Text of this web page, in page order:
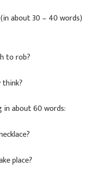
about 30 – 40 words)
to rob?
in about 60 words:
place?